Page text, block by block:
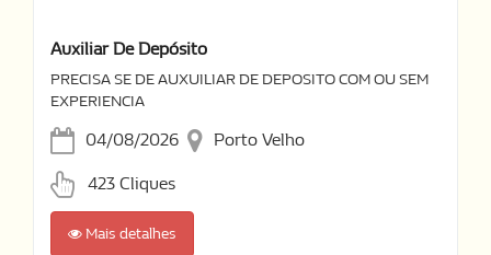
Auxiliar De Depósito
PRECISA SE DE AUXUILIAR DE DEPOSITO COM OU SEM
EXPERIENCIA
04/08/2026 Porto Velho
423 Cliques
Mais detalhes